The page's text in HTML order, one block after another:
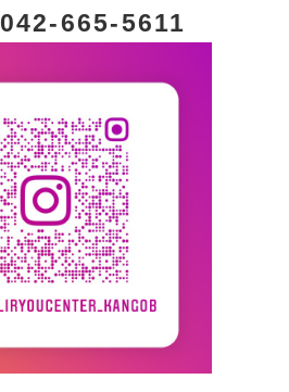
042-665-5611